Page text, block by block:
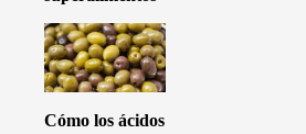
Cómo los ácidos